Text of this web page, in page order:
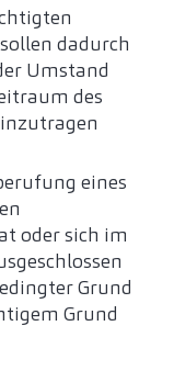
dadurch
Umstand
des
eines
oder sich im
Grund
Grund